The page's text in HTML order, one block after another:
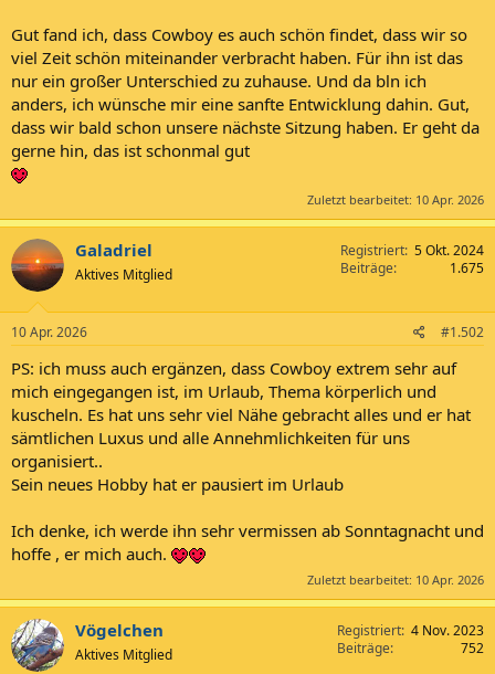
Gut fand ich, dass Cowboy es auch schön findet, dass wir so
viel Zeit schön miteinander verbracht haben. Für ihn ist das
nur ein großer Unterschied zu zuhause. Und da bln ich
anders, ich wünsche mir eine sanfte Entwicklung dahin. Gut,
dass wir bald schon unsere nächste Sitzung haben. Er geht da
gerne hin, das ist schonmal gut
Zuletzt bearbeitet: 10 Apr. 2026
Galadriel
Aktives Mitglied
Registriert 5 Okt. 2024
Beiträge
1.675
10 Apr. 2026 #1.502
PS: ich muss auch ergänzen, dass Cowboy extrem sehr auf
mich eingegangen ist, im Urlaub, Thema körperlich und
kuscheln. Es hat uns sehr viel Nähe gebracht alles und er hat
sämtlichen Luxus und alle Annehmlichkeiten für uns
organisiert..
Sein neues Hobby hat er pausiert im Urlaub
Ich denke, ich werde ihn sehr vermissen ab Sonntagnacht und
hoffe , er mich auch.
Zuletzt bearbeitet: 10 Apr. 2026
Vögelchen
Aktives Mitglied
Registriert 4 Nov. 2023
Beiträge
752